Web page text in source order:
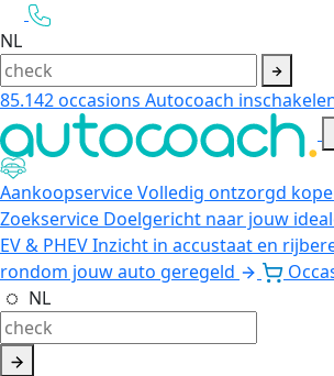
NL
85.142occasions Autocoach
AankoopserviceVolledig ontzorgd
Zoekservice Doelgericht naar jouw
EV & PHEVInzicht in accustaat en
rondom jouw auto geregeld
NL